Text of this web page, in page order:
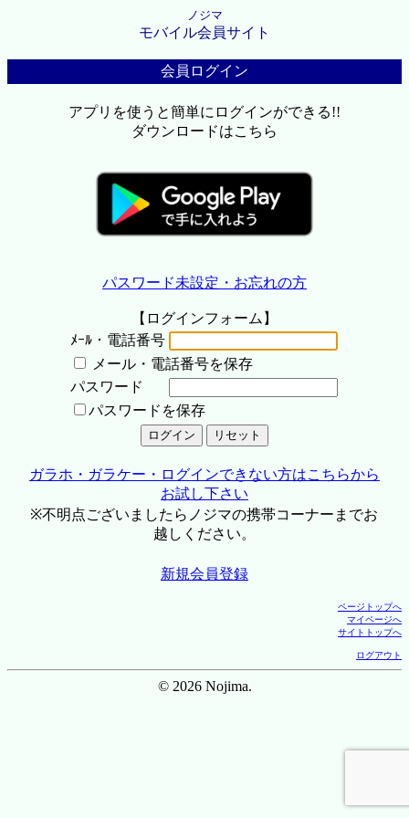
ノジマ
モバイル会員サイト
会員ログイン
アプリを使うと簡単にログインができる!!
ダウンロードはこちら
パスワード未設定・お忘れの方
【ログインフォーム】
ﾒｰﾙ・電話番号
メール・電話番号を保存
パスワード
パスワードを保存
ガラホ・ガラケー・ログインできない方はこちらから
お試し下さい
※不明点ございましたらノジマの携帯コーナーまでお
越しください。
新規会員登録
ページトップへ
マイページへ
サイトトップへ
ログアウト
© 2026 Nojima.